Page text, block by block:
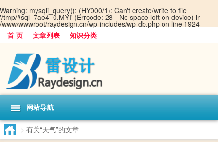
Warning: mysqli_query(): (HY000/1): Can't create/write to file
'/tmp/#sql_7ae4_0.MYI' (Errcode: 28 - No space left on device) in
/www/wwwroot/raydesign.cn/wp-includes/wp-db.php on line 1924
首 页
文章列表 知识分类
网站导航
> 有关“天气”的文章